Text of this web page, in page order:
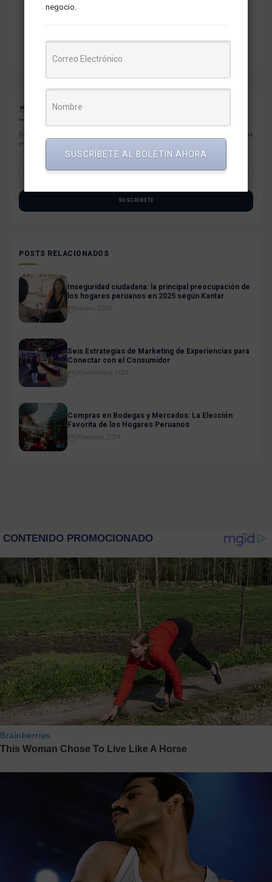
marketing, comunicaciones, liderazgo, tecnología y negocios
CAFÉ PARA PYMES
Suscríbete con tu correo a nuestro newsletter semanal con las noticias
más resaltantes para tu negocio.
SUSCRÍBETE
POSTS RELACIONADOS
Inseguridad ciudadana: la principal preocupación de
los hogares peruanos en 2025 según Kantar
6 enero, 2025
Seis Estrategias de Marketing de Experiencias para
Conectar con el Consumidor
20 noviembre, 2024
Compras en Bodegas y Mercados: La Elección
Favorita de los Hogares Peruanos
30 octubre, 2024
negocio.
SUSCRÍBETE AL BOLETÍN AHORA